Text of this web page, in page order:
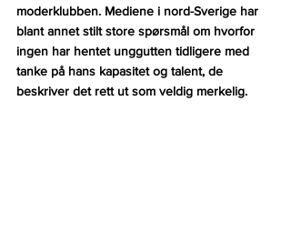
moderklubben. Mediene i nord-Sverige har
blant annet stilt store spørsmål om hvorfor
ingen har hentet unggutten tidligere med
tanke på hans kapasitet og talent, de
beskriver det rett ut som veldig merkelig.